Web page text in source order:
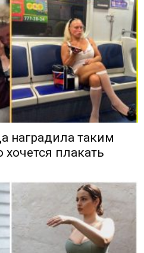
наградила таким
хочется плакать